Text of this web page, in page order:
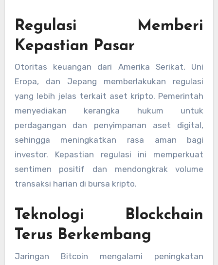
Regulasi Memberi
Kepastian Pasar
Otoritas keuangan dari Amerika Serikat, Uni
Eropa, dan Jepang memberlakukan regulasi
yang lebih jelas terkait aset kripto. Pemerintah
menyediakan kerangka hukum untuk
perdagangan dan penyimpanan aset digital,
sehingga meningkatkan rasa aman bagi
investor. Kepastian regulasi ini memperkuat
sentimen positif dan mendongkrak volume
transaksi harian di bursa kripto.
Teknologi Blockchain
Terus Berkembang
Jaringan Bitcoin mengalami peningkatan